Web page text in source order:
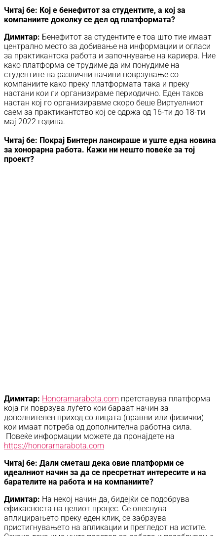
Читај бе: Кој е бенефитот за студентите, а кој за
компаниите доколку се дел од платформата?
Димитар: Бенефитот за студентите е тоа што тие имаат
централно место за добивање на информации и огласи
за практикантска работа и започнување на кариера. Ние
како платформа се трудиме да им понудиме на
студентите на различни начини поврзување со
компаниите како преку платформата така и преку
настани кои ги организираме периодично. Еден таков
настан кој го организиравме скоро беше Виртуелниот
саем за практикантство кој се одржа од 16-ти до 18-ти
мај 2022 година.
Читај бе: Покрај Бинтерн лансираше и уште една новина
за хонорарна работа. Кажи ни нешто повеќе за тој
проект?
Димитар: Honorarnarabota.com претставува платформа
која ги поврзува луѓето кои бараат начин за
дополнителен приход со лицата (правни или физички)
кои имаат потреба од дополнителна работна сила.
Повеќе информации можете да пронајдете на
https://honorarnarabota.com
Читај бе: Дали сметаш дека овие платформи се
идеалниот начин за да се пресретнат интересите и на
барателите на работа и на компаниите?
Димитар: На некој начин да, бидејќи се подобрува
ефикасноста на целиот процес. Се олеснува
аплицирањето преку еден клик, се забрзува
пристигнувањето на апликации и прегледот на истите.